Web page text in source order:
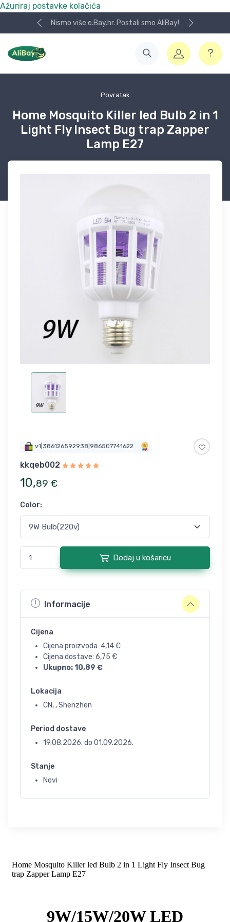
Ažuriraj postavke kolačića
Nismo više e.Bay.hr. Postali smo AliBay!
Povratak
Home Mosquito Killer led Bulb 2 in 1
Light Fly Insect Bug trap Zapper
Lamp E27
v1|386126592938|986507741622
kkqeb002
10,89 €
Color:
Dodaj u košaricu
Informacije
Cijena
Cijena proizvoda: 4,14€
Cijena dostave: 6,75 €
Ukupno:10,89 €
Lokacija
CN, , Shenzhen
Period dostave
19.08.2026. do 01.09.2026.
Stanje
Novi